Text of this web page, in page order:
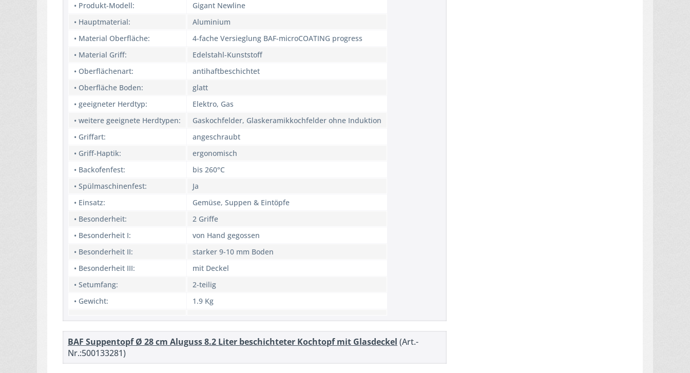
• Produkt-Modell:
Gigant Newline
• Hauptmaterial:
Aluminium
• Material Oberfläche:
4-fache Versieglung BAF-microCOATING progress
• Material Griff:
Edelstahl-Kunststoff
• Oberflächenart:
antihaftbeschichtet
• Oberfläche Boden:
glatt
• geeigneter Herdtyp:
Elektro, Gas
• weitere geeignete Herdtypen:
Gaskochfelder, Glaskeramikkochfelder ohne Induktion
• Griffart:
angeschraubt
• Griff-Haptik:
ergonomisch
• Backofenfest:
bis 260°C
• Spülmaschinenfest:
Ja
• Einsatz:
Gemüse, Suppen & Eintöpfe
• Besonderheit:
2 Griffe
• Besonderheit I:
von Hand gegossen
• Besonderheit II:
starker 9-10 mm Boden
• Besonderheit III:
mit Deckel
• Setumfang:
2-teilig
• Gewicht:
1.9 Kg
BAF Suppentopf Ø 28 cm Aluguss 8.2 Liter beschichteter Kochtopf mit Glasdeckel (Art.-
Nr.:500133281)